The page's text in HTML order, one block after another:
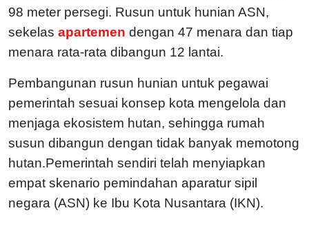
98 meter persegi. Rusun untuk hunian ASN,
sekelas apartemen dengan 47 menara dan tiap
menara rata-rata dibangun 12 lantai.
Pembangunan rusun hunian untuk pegawai
pemerintah sesuai konsep kota mengelola dan
menjaga ekosistem hutan, sehingga rumah
susun dibangun dengan tidak banyak memotong
hutan.Pemerintah sendiri telah menyiapkan
empat skenario pemindahan aparatur sipil
negara (ASN) ke Ibu Kota Nusantara (IKN).